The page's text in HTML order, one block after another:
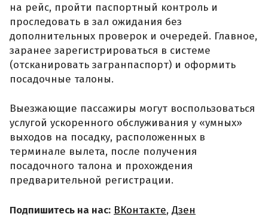
на рейс, пройти паспортный контроль и
проследовать в зал ожидания без
дополнительных проверок и очередей. Главное,
заранее зарегистрироваться в системе
(отсканировать загранпаспорт) и оформить
посадочные талоны.
Выезжающие пассажиры могут воспользоваться
услугой ускоренного обслуживания у «умных»
выходов на посадку, расположенных в
терминале вылета, после получения
посадочного талона и прохождения
предварительной регистрации.
Подпишитесь на нас: ВКонтакте, Дзен